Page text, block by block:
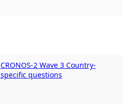
CRONOS-2 Wave 3 Country-
specific questions